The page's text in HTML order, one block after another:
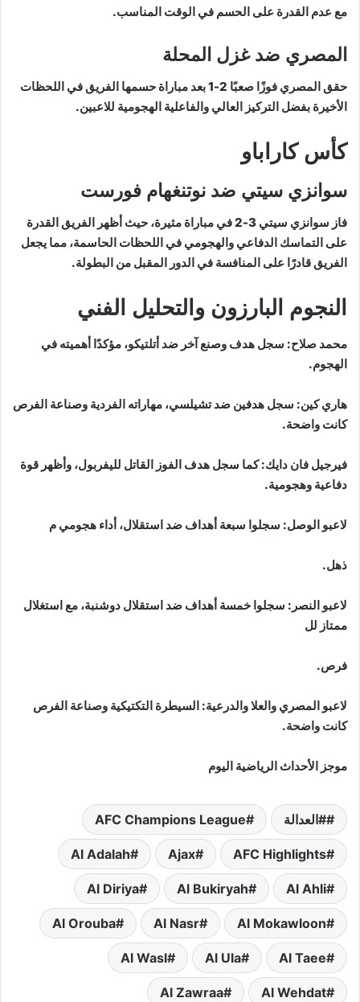
مع عدم القدرة على الحسم في الوقت المناسب.
المصري ضد غزل المحلة
حقق المصري فوزًا صعبًا 2-1 بعد مباراة حسمها الفريق في اللحظات
الأخيرة بفضل التركيز العالي والفاعلية الهجومية للاعبين.
كأس كاراباو
سوانزي سيتي ضد نوتنغهام فورست
فاز سوانزي سيتي 3-2 في مباراة مثيرة، حيث أظهر الفريق القدرة
على التماسك الدفاعي والهجومي في اللحظات الحاسمة، مما يجعل
الفريق قادرًا على المنافسة في الدور المقبل من البطولة.
النجوم البارزون والتحليل الفني
محمد صلاح: سجل هدف وصنع آخر ضد أتلتيكو، مؤكدًا أهميته في
الهجوم.
هاري كين: سجل هدفين ضد تشيلسي، مهاراته الفردية وصناعة الفرص
كانت واضحة.
فيرجيل فان دايك: كما سجل هدف الفوز القاتل لليفربول، وأظهر قوة
دفاعية وهجومية.
لاعبو الوصل: سجلوا سبعة أهداف ضد استقلال، أداء هجومي م
ذهل.
لاعبو النصر: سجلوا خمسة أهداف ضد استقلال دوشنبة، مع استغلال
ممتاز لل
فرص.
لاعبو المصري والعلا والدرعية: السيطرة التكتيكية وصناعة الفرص
كانت واضحة.
موجز الأحداث الرياضية اليوم
#العدالة AFC Champions League
AFC Highlights
Ajax
Al Adalah
Al Ahli
Al Bukiryah
Al Diriya
Al Mokawloon
Al Nasr
Al Orouba
Al Taee
Al Ula
Al Wasl
Al Wehdat
Al Zawraa